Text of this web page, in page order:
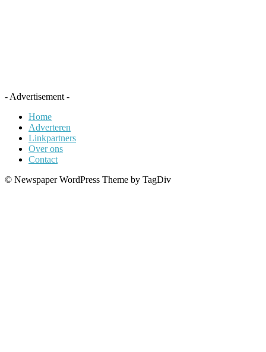
- Advertisement -
Home
Adverteren
Linkpartners
Over ons
Contact
© Newspaper WordPress Theme by TagDiv